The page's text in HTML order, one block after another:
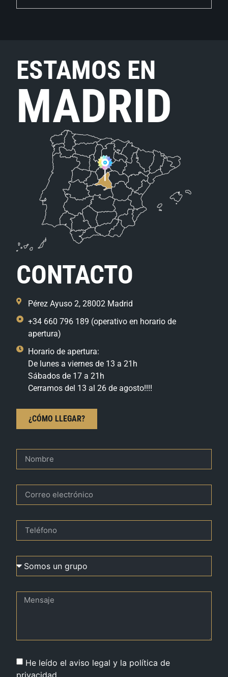
ESTAMOS EN
MADRID
CONTACTO
Pérez Ayuso 2, 28002 Madrid
+34 660 796 189 (operativo en horario de
apertura)
Horario de apertura:
De lunes a viernes de 13 a 21h
Sábados de 17 a 21h
Cerramos del 13 al 26 de agosto!!!!
¿CÓMO LLEGAR?
He leído el aviso legal y la política de
privacidad